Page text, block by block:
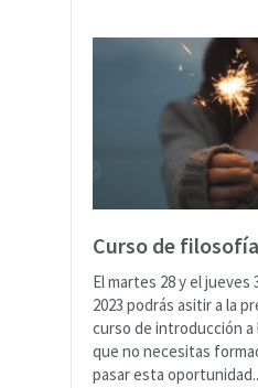
Curso de
El martes 28 y el jueves
2023 podrás asitir a la
curso de introducción
que no necesitas
pasar esta